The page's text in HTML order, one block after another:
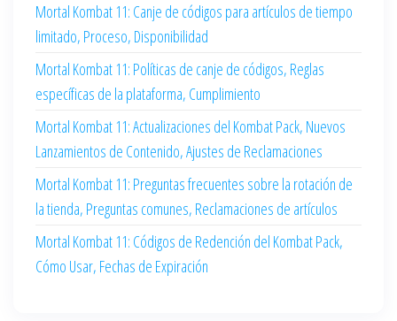
Mortal Kombat 11: Canje de códigos para artículos de tiempo
limitado, Proceso, Disponibilidad
Mortal Kombat 11: Políticas de canje de códigos, Reglas
específicas de la plataforma, Cumplimiento
Mortal Kombat 11: Actualizaciones del Kombat Pack, Nuevos
Lanzamientos de Contenido, Ajustes de Reclamaciones
Mortal Kombat 11: Preguntas frecuentes sobre la rotación de
la tienda, Preguntas comunes, Reclamaciones de artículos
Mortal Kombat 11: Códigos de Redención del Kombat Pack,
Cómo Usar, Fechas de Expiración